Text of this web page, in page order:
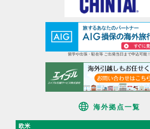
留学や出張・駐在等 ご出発当日まで申込可能！
海外拠点一覧
欧米